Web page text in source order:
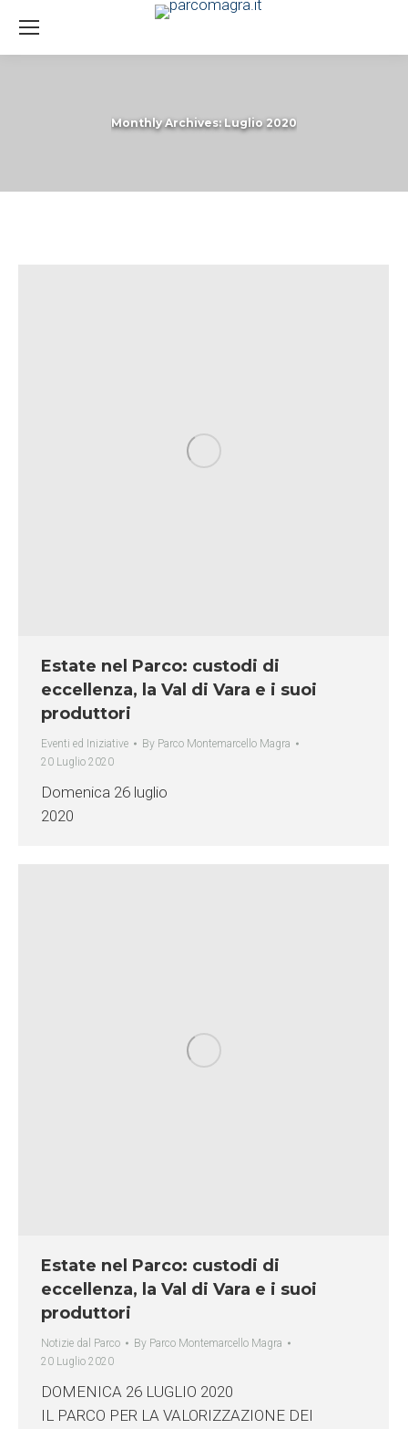
Monthly Archives:Luglio 2020
Estate nel Parco: custodi di
eccellenza, la Val di Vara e i suoi
produttori
Eventi ed Iniziative By Parco Montemarcello Magra
20 Luglio 2020
Domenica 26 luglio
2020
Estate nel Parco: custodi di
eccellenza, la Val di Vara e i suoi
produttori
Notizie dal Parco By Parco Montemarcello Magra
20 Luglio 2020
DOMENICA 26 LUGLIO 2020
IL PARCO PER LA VALORIZZAZIONE DEI